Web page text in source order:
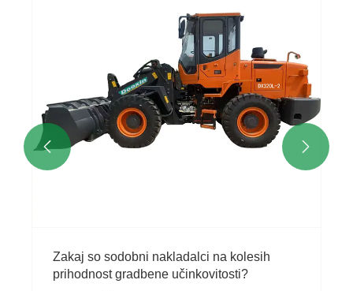
Zakaj so sodobni nakladalci na kolesih
prihodnost gradbene učinkovitosti?
 